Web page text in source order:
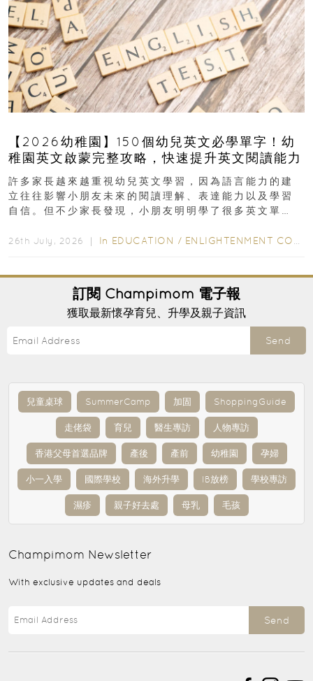
【2026幼稚園】150個幼兒英文必學單字！幼
稚園英文啟蒙完整攻略，快速提升英文閱讀能力
許多家長越來越重視幼兒英文學習，因為語言能力的建
立往往影響小朋友未來的閱讀理解、表達能力以及學習
自信。但不少家長發現，小朋友明明學了很多英文單
26th July, 2026 ｜ In EDUCATION / ENLIGHTENMENT CORNER
訂閱 Champimom 電子報
獲取最新懷孕育兒、升學及親子資訊
Send
兒童桌球 SummerCamp 加固 ShoppingGuide
走佬袋 育兒 醫生專訪 人物專訪
香港父母首選品牌 產後 產前 幼稚園 孕婦
小一入學 國際學校 海外升學 IB放榜 學校專訪
濕疹 親子好去處 母乳 毛孩
Champimom Newsletter
With exclusive updates and deals
Send